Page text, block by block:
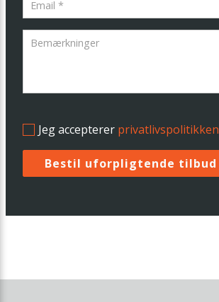
Jeg accepterer privatlivspolitikken